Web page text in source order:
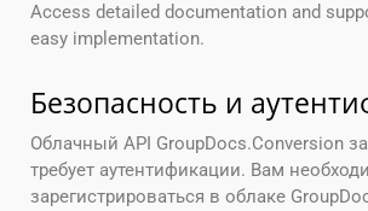
Access detailed documentation and
easy implementation.
Безопасность и
Облачный API GroupDocs.Conversion
требует аутентификации. Вам
зарегистрироваться в облаке